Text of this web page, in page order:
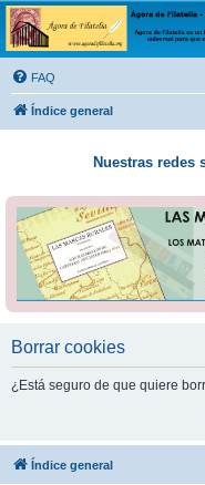
Ágora de Filatelia
Foro sobre filatelia o sobre lo que
ofrece a la comunidad filatélica
conocimientos
FAQ
Índice general
Nuestras redes
Borrar cookies
¿Está seguro de que quiere
Índice general